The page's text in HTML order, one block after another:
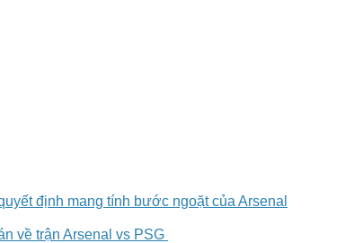
định mang tính bước ngoặt của Arsenal
về trận Arsenal vs PSG